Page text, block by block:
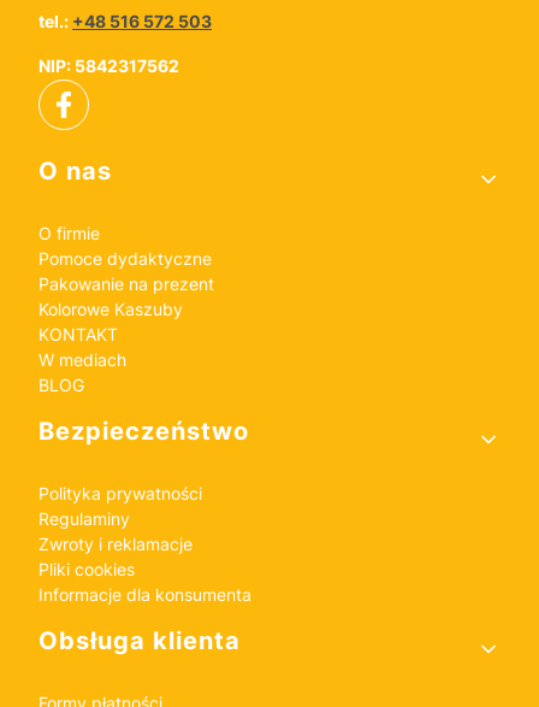
tel.: +48 516 572 503
NIP: 5842317562
Linki w stopce
O nas
O firmie
Pomoce dydaktyczne
Pakowanie na prezent
Kolorowe Kaszuby
KONTAKT
W mediach
BLOG
Bezpieczeństwo
Polityka prywatności
Regulaminy
Zwroty i reklamacje
Pliki cookies
Informacje dla konsumenta
Obsługa klienta
Formy płatności